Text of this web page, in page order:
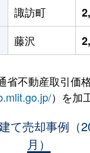
諏訪町
藤沢
省不動産取引価
）を加
て売却事例（
月）